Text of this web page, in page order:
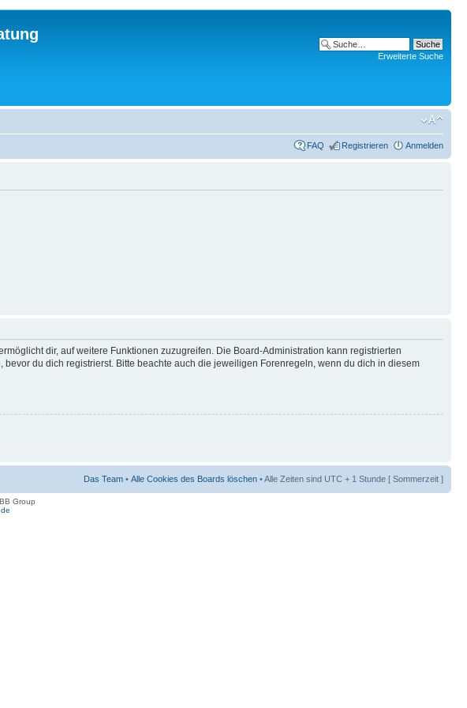
Erweiterte Suche
FAQ Registrieren Anmelden
dir, auf weitere Funktionen zuzugreifen. Die Board-Administration kann registrierten
du dich registrierst. Bitte beachte auch die jeweiligen Forenregeln, wenn du dich in diesem
Das Team • Alle Cookies des Boards löschen • Alle Zeiten sind UTC + 1 Stunde [ Sommerzeit ]
Group